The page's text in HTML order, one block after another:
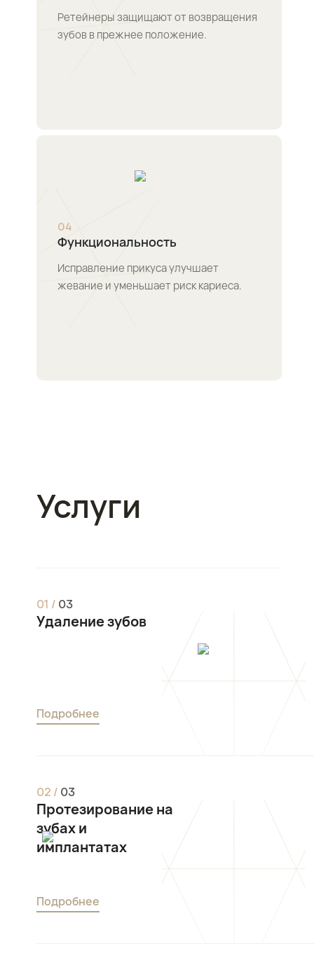
Ретейнеры защищают от возвращения
зубов в прежнее положение.
04
Функциональность
Исправление прикуса улучшает
жевание и уменьшает риск кариеса.
Услуги
01 / 03
Удаление зубов
Подробнее
02 / 03
Протезирование на
зубах и
имплантатах
Подробнее